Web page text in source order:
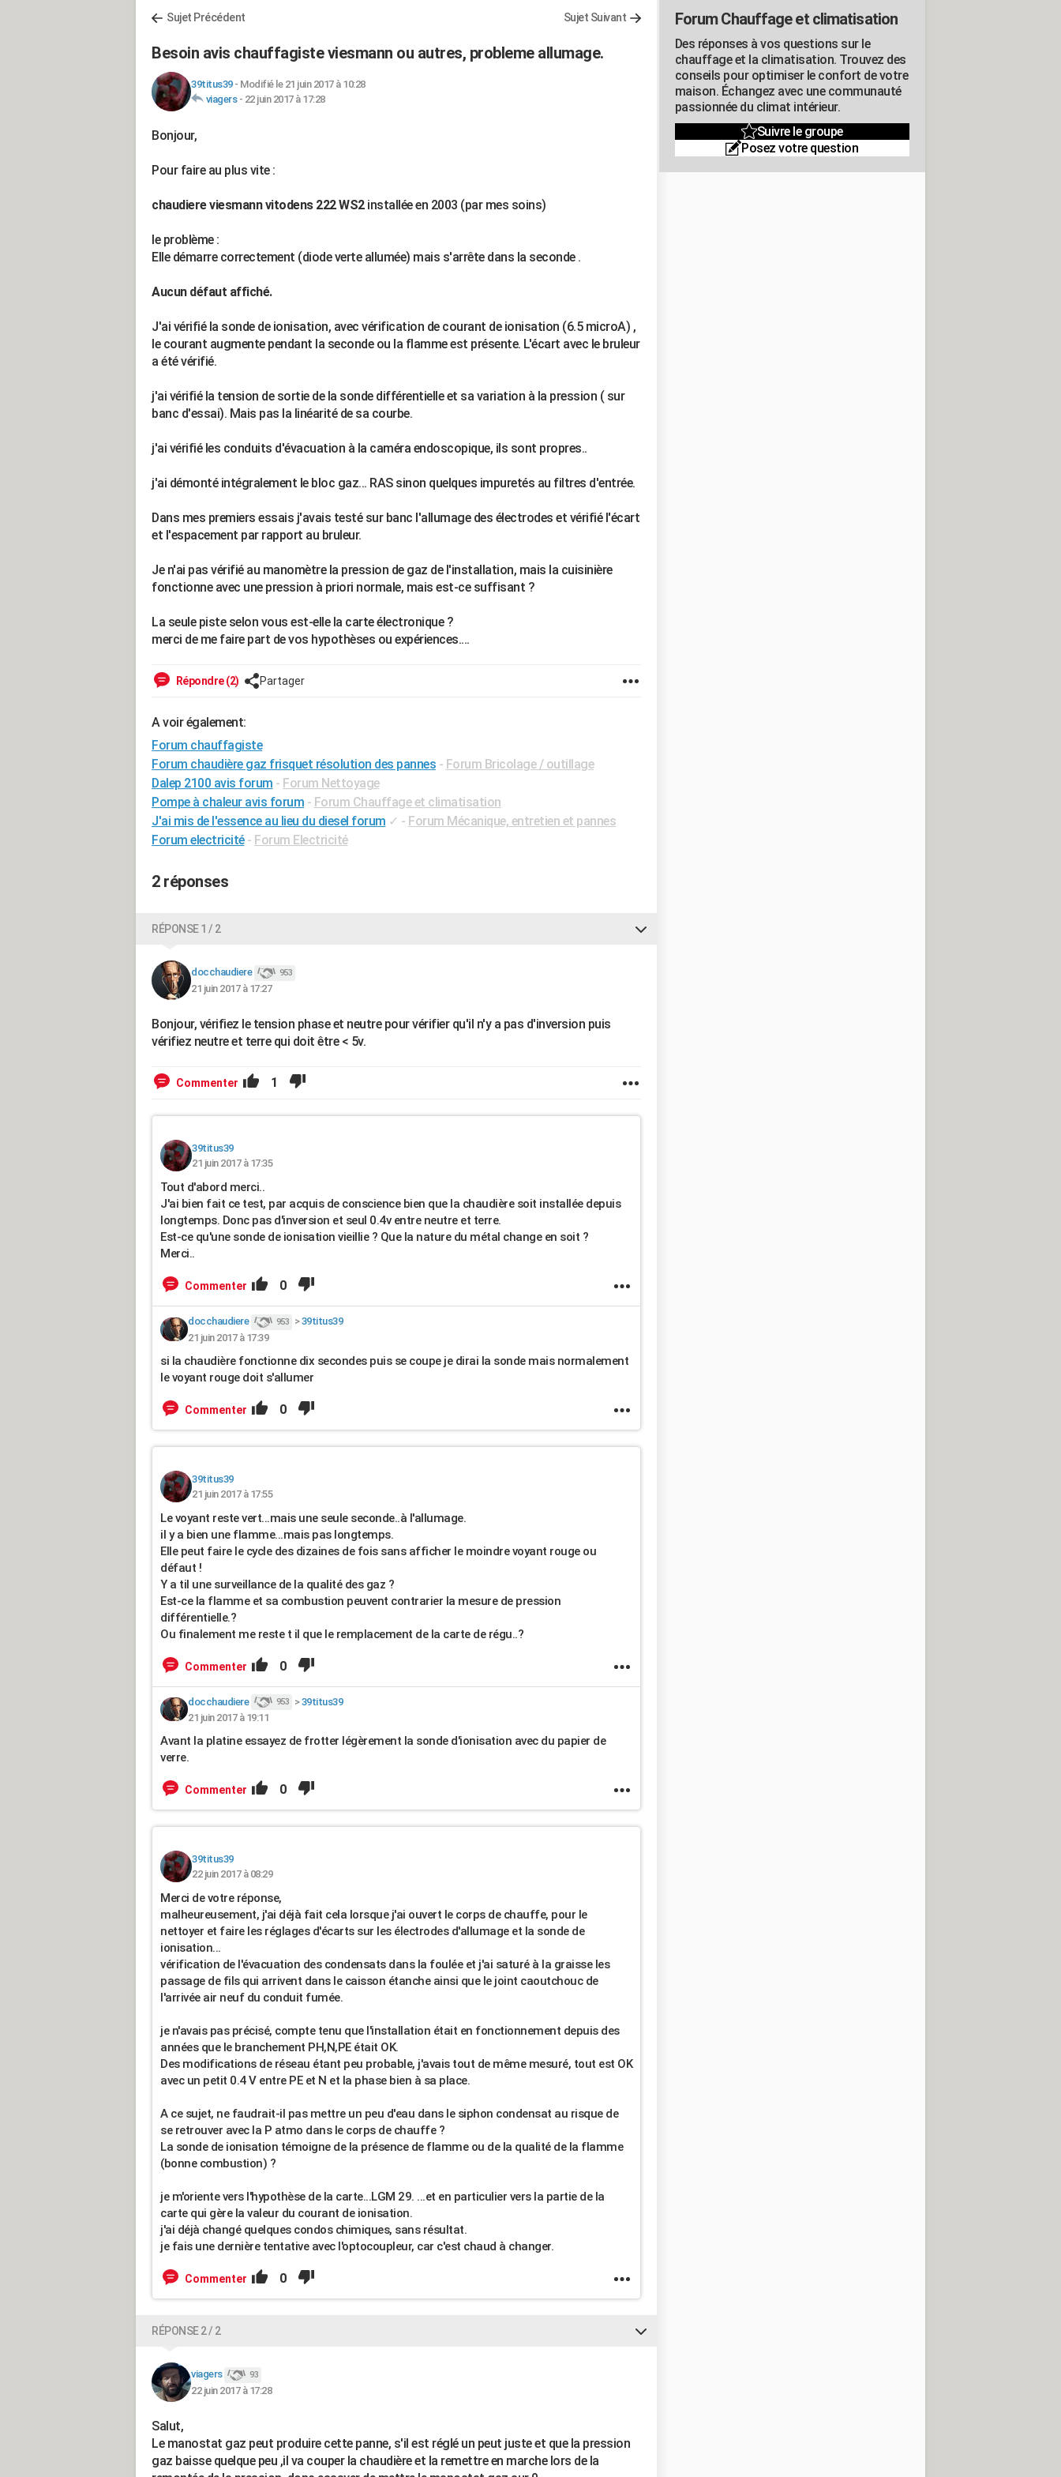
Sujet Précédent Sujet Suivant
Besoin avis chauffagiste viesmann ou autres, probleme allumage.
39titus39- Modifié le 21 juin 2017 à 10:28
viagers- 22 juin 2017 à 17:28
Bonjour,
Pour faire au plus vite :
chaudiere viesmann vitodens 222 WS2 installée en 2003 (par mes soins)
le problème :
Elle démarre correctement (diode verte allumée) mais s'arrête dans la seconde .
Aucun défaut affiché.
J'ai vérifié la sonde de ionisation, avec vérification de courant de ionisation (6.5 microA) ,
le courant augmente pendant la seconde ou la flamme est présente. L'écart avec le bruleur
a été vérifié.
j'ai vérifié la tension de sortie de la sonde différentielle et sa variation à la pression ( sur
banc d'essai). Mais pas la linéarité de sa courbe.
j'ai vérifié les conduits d'évacuation à la caméra endoscopique, ils sont propres..
j'ai démonté intégralement le bloc gaz... RAS sinon quelques impuretés au filtres d'entrée.
Dans mes premiers essais j'avais testé sur banc l'allumage des électrodes et vérifié l'écart
et l'espacement par rapport au bruleur.
Je n'ai pas vérifié au manomètre la pression de gaz de l'installation, mais la cuisinière
fonctionne avec une pression à priori normale, mais est-ce suffisant ?
La seule piste selon vous est-elle la carte électronique ?
merci de me faire part de vos hypothèses ou expériences....
Répondre (2) Partager
A voir également:
Forum chauffagiste
Forum chaudière gaz frisquet résolution des pannes - Forum Bricolage / outillage
Dalep 2100 avis forum - Forum Nettoyage
Pompe à chaleur avis forum - Forum Chauffage et climatisation
J'ai mis de l'essence au lieu du diesel forum ✓ - Forum Mécanique, entretien et pannes
Forum electricité - Forum Electricité
2 réponses
RÉPONSE 1 / 2
docchaudiere 953
21 juin 2017 à 17:27
Bonjour, vérifiez le tension phase et neutre pour vérifier qu'il n'y a pas d'inversion puis
vérifiez neutre et terre qui doit être < 5v.
Commenter 1
39titus39
21 juin 2017 à 17:35
Tout d'abord merci..
J'ai bien fait ce test, par acquis de conscience bien que la chaudière soit installée depuis
longtemps. Donc pas d'inversion et seul 0.4v entre neutre et terre.
Est-ce qu'une sonde de ionisation vieillie ? Que la nature du métal change en soit ?
Merci..
Commenter 0
docchaudiere 953 >39titus39
21 juin 2017 à 17:39
si la chaudière fonctionne dix secondes puis se coupe je dirai la sonde mais normalement
le voyant rouge doit s'allumer
Commenter 0
39titus39
21 juin 2017 à 17:55
Le voyant reste vert...mais une seule seconde..à l'allumage.
il y a bien une flamme...mais pas longtemps.
Elle peut faire le cycle des dizaines de fois sans afficher le moindre voyant rouge ou
défaut !
Y a til une surveillance de la qualité des gaz ?
Est-ce la flamme et sa combustion peuvent contrarier la mesure de pression
différentielle.?
Ou finalement me reste t il que le remplacement de la carte de régu..?
Commenter 0
docchaudiere 953 >39titus39
21 juin 2017 à 19:11
Avant la platine essayez de frotter légèrement la sonde d'ionisation avec du papier de
verre.
Commenter 0
39titus39
22 juin 2017 à 08:29
Merci de votre réponse,
malheureusement, j'ai déjà fait cela lorsque j'ai ouvert le corps de chauffe, pour le
nettoyer et faire les réglages d'écarts sur les électrodes d'allumage et la sonde de
ionisation...
vérification de l'évacuation des condensats dans la foulée et j'ai saturé à la graisse les
passage de fils qui arrivent dans le caisson étanche ainsi que le joint caoutchouc de
l'arrivée air neuf du conduit fumée.
je n'avais pas précisé, compte tenu que l'installation était en fonctionnement depuis des
années que le branchement PH,N,PE était OK.
Des modifications de réseau étant peu probable, j'avais tout de même mesuré, tout est OK
avec un petit 0.4 V entre PE et N et la phase bien à sa place.
A ce sujet, ne faudrait-il pas mettre un peu d'eau dans le siphon condensat au risque de
se retrouver avec la P atmo dans le corps de chauffe ?
La sonde de ionisation témoigne de la présence de flamme ou de la qualité de la flamme
(bonne combustion) ?
je m'oriente vers l'hypothèse de la carte...LGM 29. ...et en particulier vers la partie de la
carte qui gère la valeur du courant de ionisation.
j'ai déjà changé quelques condos chimiques, sans résultat.
je fais une dernière tentative avec l'optocoupleur, car c'est chaud à changer.
Commenter 0
RÉPONSE 2 / 2
viagers 93
22 juin 2017 à 17:28
Salut,
Le manostat gaz peut produire cette panne, s'il est réglé un peut juste et que la pression
gaz baisse quelque peu ,il va couper la chaudière et la remettre en marche lors de la
Forum Chauffage et climatisation
Des réponses à vos questions sur le
chauffage et la climatisation. Trouvez des
conseils pour optimiser le confort de votre
maison. Échangez avec une communauté
passionnée du climat intérieur.
Suivre le groupe
Posez votre question